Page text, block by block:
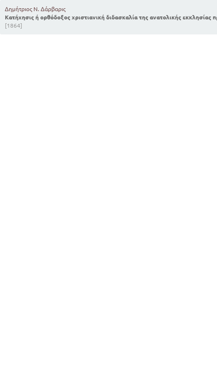
Δημήτριος Ν. Δάρβαρις
Κατήχησις ή ορθόδοξος χριστιανική διδασκαλία της ανατολικής
[1864]